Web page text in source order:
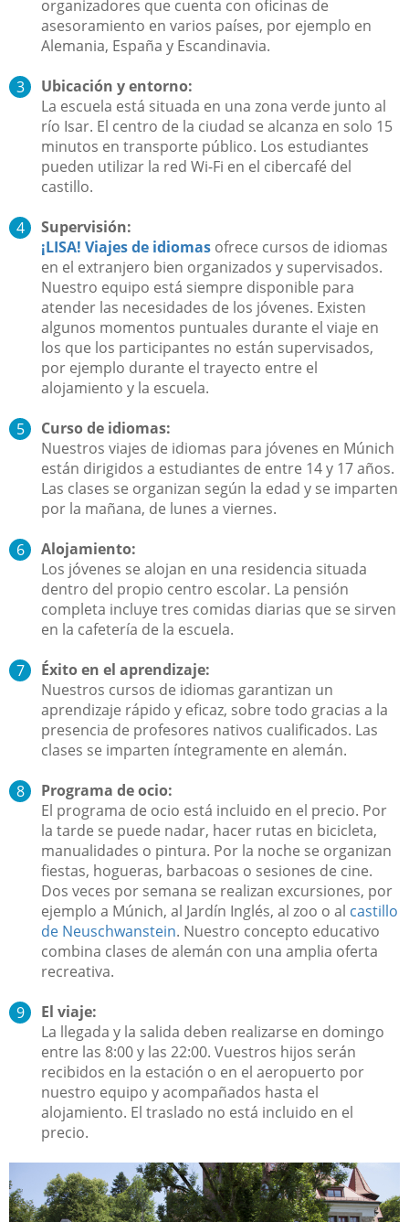
organizadores que cuenta con oficinas de
asesoramiento en varios países, por ejemplo en
Alemania, España y Escandinavia.
Ubicación y entorno:
La escuela está situada en una zona verde junto al
río Isar. El centro de la ciudad se alcanza en solo 15
minutos en transporte público. Los estudiantes
pueden utilizar la red Wi-Fi en el cibercafé del
castillo.
Supervisión:
¡LISA! Viajes de idiomas ofrece cursos de idiomas
en el extranjero bien organizados y supervisados.
Nuestro equipo está siempre disponible para
atender las necesidades de los jóvenes. Existen
algunos momentos puntuales durante el viaje en
los que los participantes no están supervisados,
por ejemplo durante el trayecto entre el
alojamiento y la escuela.
Curso de idiomas:
Nuestros viajes de idiomas para jóvenes en Múnich
están dirigidos a estudiantes de entre 14 y 17 años.
Las clases se organizan según la edad y se imparten
por la mañana, de lunes a viernes.
Alojamiento:
Los jóvenes se alojan en una residencia situada
dentro del propio centro escolar. La pensión
completa incluye tres comidas diarias que se sirven
en la cafetería de la escuela.
Éxito en el aprendizaje:
Nuestros cursos de idiomas garantizan un
aprendizaje rápido y eficaz, sobre todo gracias a la
presencia de profesores nativos cualificados. Las
clases se imparten íntegramente en alemán.
Programa de ocio:
El programa de ocio está incluido en el precio. Por
la tarde se puede nadar, hacer rutas en bicicleta,
manualidades o pintura. Por la noche se organizan
fiestas, hogueras, barbacoas o sesiones de cine.
Dos veces por semana se realizan excursiones, por
ejemplo a Múnich, al Jardín Inglés, al zoo o al castillo
de Neuschwanstein. Nuestro concepto educativo
combina clases de alemán con una amplia oferta
recreativa.
El viaje:
La llegada y la salida deben realizarse en domingo
entre las 8:00 y las 22:00. Vuestros hijos serán
recibidos en la estación o en el aeropuerto por
nuestro equipo y acompañados hasta el
alojamiento. El traslado no está incluido en el
precio.